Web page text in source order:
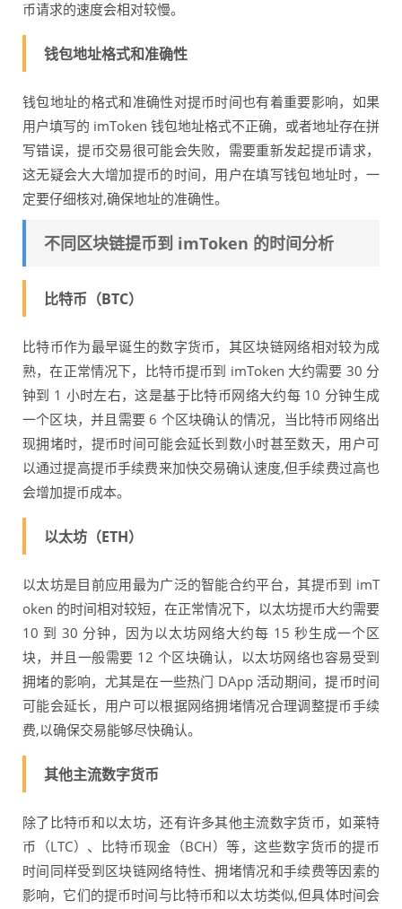
币请求的速度会相对较慢。
钱包地址格式和准确性
钱包地址的格式和准确性对提币时间也有着重要影响，如果
用户填写的 imToken 钱包地址格式不正确，或者地址存在拼
写错误，提币交易很可能会失败，需要重新发起提币请求，
这无疑会大大增加提币的时间，用户在填写钱包地址时，一
定要仔细核对,确保地址的准确性。
不同区块链提币到 imToken 的时间分析
比特币（BTC）
比特币作为最早诞生的数字货币，其区块链网络相对较为成
熟，在正常情况下，比特币提币到 imToken 大约需要 30 分
钟到 1 小时左右，这是基于比特币网络大约每 10 分钟生成
一个区块，并且需要 6 个区块确认的情况，当比特币网络出
现拥堵时，提币时间可能会延长到数小时甚至数天，用户可
以通过提高提币手续费来加快交易确认速度,但手续费过高也
会增加提币成本。
以太坊（ETH）
以太坊是目前应用最为广泛的智能合约平台，其提币到 imT
oken 的时间相对较短，在正常情况下，以太坊提币大约需要
10 到 30 分钟，因为以太坊网络大约每 15 秒生成一个区
块，并且一般需要 12 个区块确认，以太坊网络也容易受到
拥堵的影响，尤其是在一些热门 DApp 活动期间，提币时间
可能会延长，用户可以根据网络拥堵情况合理调整提币手续
费,以确保交易能够尽快确认。
其他主流数字货币
除了比特币和以太坊，还有许多其他主流数字货币，如莱特
币（LTC）、比特币现金（BCH）等，这些数字货币的提币
时间同样受到区块链网络特性、拥堵情况和手续费等因素的
影响，它们的提币时间与比特币和以太坊类似,但具体时间会